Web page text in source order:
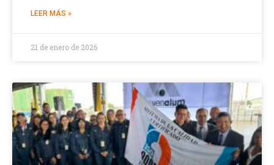
LEER MÁS »
21 de enero de 2026